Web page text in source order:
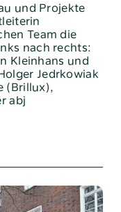
und Projekte
Team die
nach rechts:
Kleinhans und
Jedrkowiak
(Brillux),
abj